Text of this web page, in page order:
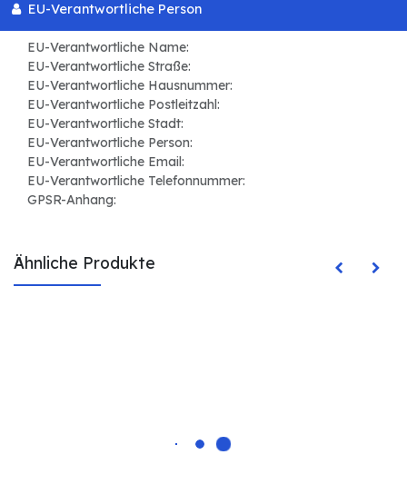
EU-Verantwortliche Person
EU-Verantwortliche Name:
EU-Verantwortliche Straße:
EU-Verantwortliche Hausnummer:
EU-Verantwortliche Postleitzahl:
EU-Verantwortliche Stadt:
EU-Verantwortliche Person:
EU-Verantwortliche Email:
EU-Verantwortliche Telefonnummer:
GPSR-Anhang:
Ähnliche Produkte